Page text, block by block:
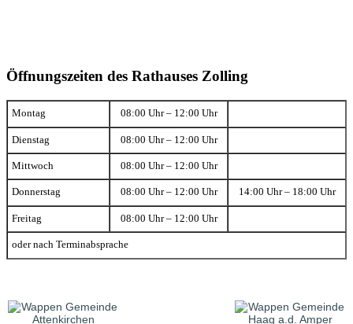
Öffnungszeiten des Rathauses Zolling
Montag 08:00 Uhr – 12:00 Uhr
Dienstag 08:00 Uhr – 12:00 Uhr
Mittwoch 08:00 Uhr – 12:00 Uhr
Donnerstag 08:00 Uhr – 12:00 Uhr 14:00 Uhr – 18:00 Uhr
Freitag 08:00 Uhr – 12:00 Uhr
oder nach Terminabsprache